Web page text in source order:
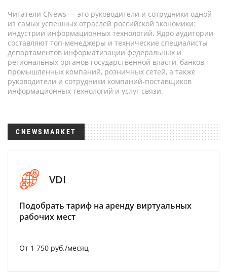
Читатели CNews — это руководители и сотрудники одной
из самых успешных отраслей российской экономики:
индустрии информационных технологий. Ядро аудитории
составляют топ-менеджеры и технические специалисты
департаментов информатизации федеральных и
региональных органов государственной власти, банков,
промышленных компаний, розничных сетей, а также
руководители и сотрудники компаний-поставщиков
информационных технологий и услуг связи.
CNEWSMARKET
VDI
Подобрать тариф на аренду виртуальных
рабочих мест
От 1 750 руб./месяц